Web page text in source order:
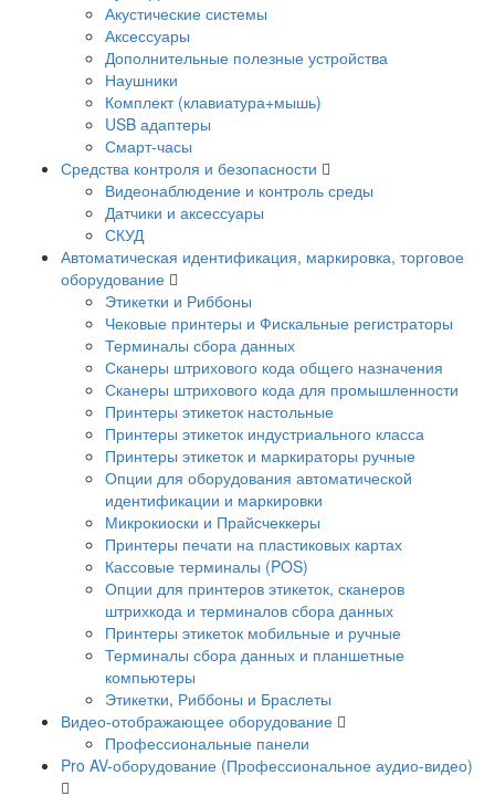
Акустические системы
Аксессуары
Дополнительные полезные устройства
Наушники
Комплект (клавиатура+мышь)
USB адаптеры
Смарт-часы
Средства контроля и безопасности
Видеонаблюдение и контроль среды
Датчики и аксессуары
СКУД
Автоматическая идентификация, маркировка, торговое
оборудование
Этикетки и Риббоны
Чековые принтеры и Фискальные регистраторы
Терминалы сбора данных
Сканеры штрихового кода общего назначения
Сканеры штрихового кода для промышленности
Принтеры этикеток настольные
Принтеры этикеток индустриального класса
Принтеры этикеток и маркираторы ручные
Опции для оборудования автоматической
идентификации и маркировки
Микрокиоски и Прайсчеккеры
Принтеры печати на пластиковых картах
Кассовые терминалы (POS)
Опции для принтеров этикеток, сканеров
штрихкода и терминалов сбора данных
Принтеры этикеток мобильные и ручные
Терминалы сбора данных и планшетные
компьютеры
Этикетки, Риббоны и Браслеты
Видео-отображающее оборудование
Профессиональные панели
Pro AV-оборудование (Профессиональное аудио-видео)